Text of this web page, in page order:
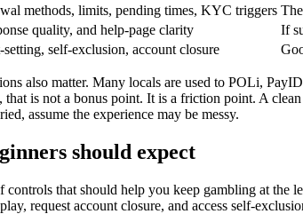
methods, limits, pending times, KYC triggers
quality, and help-page clarity
If
self-exclusion, account closure
also matter. Many locals are used to POLi,
is not a bonus point. It is a friction point. A
assume the experience may be messy.
should expect
controls that should help you keep gambling at
request account closure, and access self-